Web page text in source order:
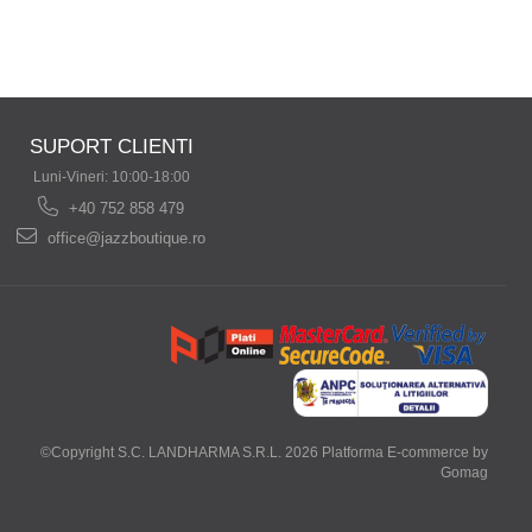
SUPORT CLIENTI
Luni-Vineri: 10:00-18:00
+40 752 858 479
office@jazzboutique.ro
©Copyright S.C. LANDHARMA S.R.L. 2026 Platforma E-commerce by
Gomag